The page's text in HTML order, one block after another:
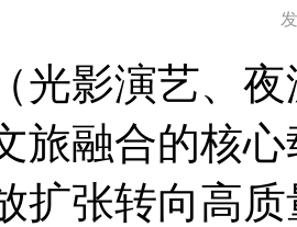
光影演艺、
旅融合的核
扩张转向高